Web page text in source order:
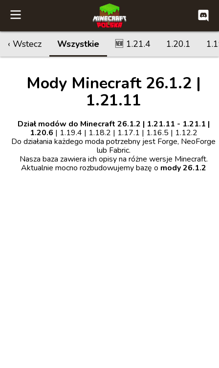
‹ Wstecz Wszystkie 🆕 1.21.4 1.20.1
Mody Minecraft 26.1.2 |
1.21.11
Dział modów do Minecraft 26.1.2 | 1.21.11 - 1.21.1 |
1.20.6 | 1.19.4 | 1.18.2 | 1.17.1 | 1.16.5 | 1.12.2
Do działania każdego moda potrzebny jest Forge, NeoForge
lub Fabric.
Nasza baza zawiera ich opisy na różne wersje Minecraft.
Aktualnie mocno rozbudowujemy bazę o mody 26.1.2